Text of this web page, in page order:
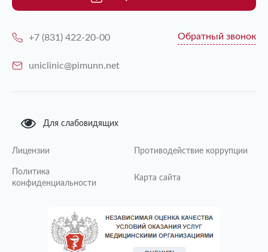
+7 (831) 422-20-00 Обратный звонок
uniclinic@pimunn.net
Для слабовидящих
Лицензии Противодействие коррупции
Политика
конфиденциальности
Карта сайта